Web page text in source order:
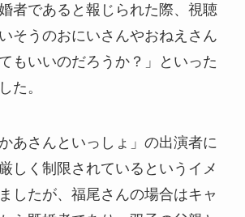
者であると報じられた際、視聴
そうのおにいさんやおねえさん
もいいのだろうか？」といった
た。
あさんといっしょ」の出演者に
しく制限されているというイメ
したが、福尾さんの場合はキャ